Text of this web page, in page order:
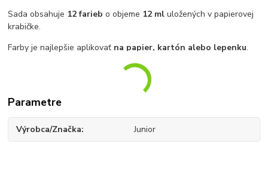
Sada obsahuje 12 fariebo objeme 12 ml uložených v papierovej
krabičke.
Farby je najlepšie aplikovať na papier, kartón alebo lepenku.
Parametre
Výrobca/Značka Junior